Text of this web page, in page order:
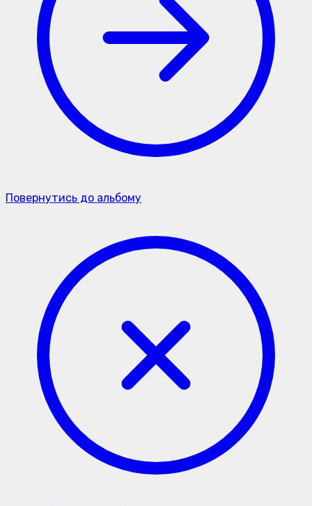
Повернутись до альбому